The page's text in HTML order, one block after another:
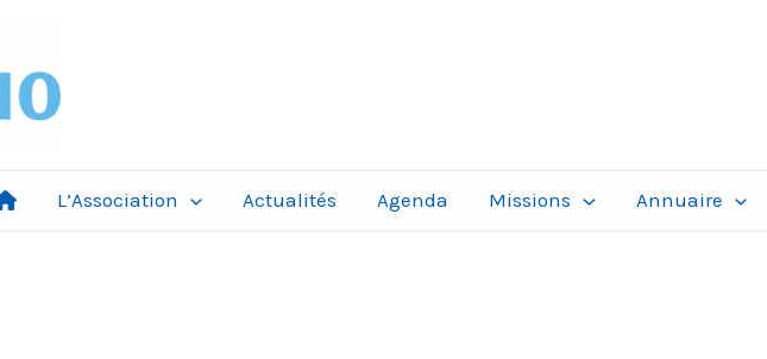
L’Association Actualités Agenda Missions Annuaire